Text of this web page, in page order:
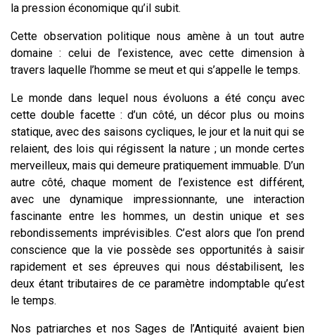
la pression économique qu’il subit.
Cette observation politique nous amène à un tout autre
domaine : celui de l’existence, avec cette dimension à
travers laquelle l’homme se meut et qui s’appelle le temps.
Le monde dans lequel nous évoluons a été conçu avec
cette double facette : d’un côté, un décor plus ou moins
statique, avec des saisons cycliques, le jour et la nuit qui se
relaient, des lois qui régissent la nature ; un monde certes
merveilleux, mais qui demeure pratiquement immuable. D’un
autre côté, chaque moment de l’existence est différent,
avec une dynamique impressionnante, une interaction
fascinante entre les hommes, un destin unique et ses
rebondissements imprévisibles. C’est alors que l’on prend
conscience que la vie possède ses opportunités à saisir
rapidement et ses épreuves qui nous déstabilisent, les
deux étant tributaires de ce paramètre indomptable qu’est
le temps.
Nos patriarches et nos Sages de l’Antiquité avaient bien